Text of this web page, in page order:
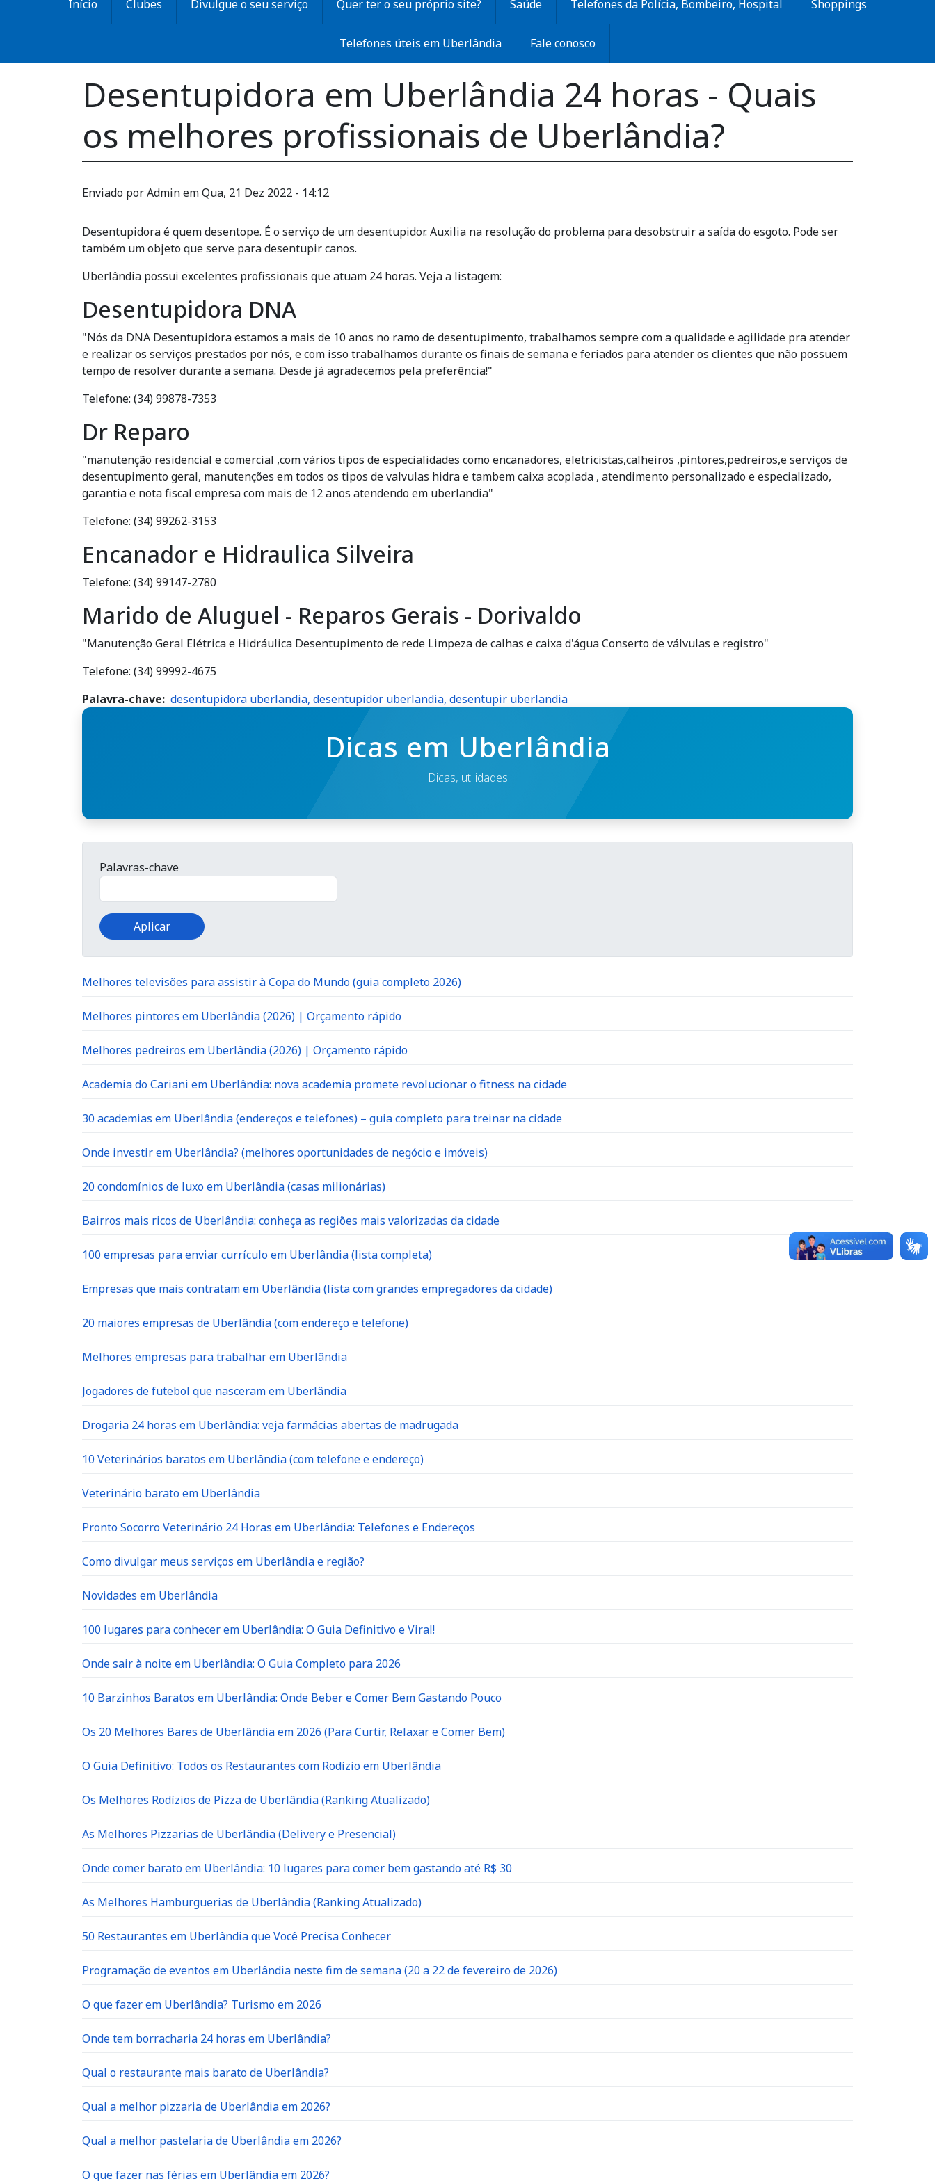
Início Clubes Divulgue o seu serviço Quer ter o seu próprio site? Saúde Telefones da Polícia, Bombeiro, Hospital Shoppings
Telefones úteis em Uberlândia Fale conosco
Desentupidora em Uberlândia 24 horas - Quais
os melhores profissionais de Uberlândia?
Enviado porAdminemQua, 21 Dez 2022 - 14:12
Desentupidora é quem desentope. É o serviço de um desentupidor. Auxilia na resolução do problema para desobstruir a saída do esgoto. Pode ser
também um objeto que serve para desentupir canos.
Uberlândia possui excelentes profissionais que atuam 24 horas. Veja a listagem:
Desentupidora DNA
"Nós da DNA Desentupidora estamos a mais de 10 anos no ramo de desentupimento, trabalhamos sempre com a qualidade e agilidade pra atender
e realizar os serviços prestados por nós, e com isso trabalhamos durante os finais de semana e feriados para atender os clientes que não possuem
tempo de resolver durante a semana. Desde já agradecemos pela preferência!"
Telefone: (34) 99878-7353
Dr Reparo
"manutenção residencial e comercial ,com vários tipos de especialidades como encanadores, eletricistas,calheiros ,pintores,pedreiros,e serviços de
desentupimento geral, manutenções em todos os tipos de valvulas hidra e tambem caixa acoplada , atendimento personalizado e especializado,
garantia e nota fiscal empresa com mais de 12 anos atendendo em uberlandia"
Telefone: (34) 99262-3153
Encanador e Hidraulica Silveira
Telefone: (34) 99147-2780
Marido de Aluguel - Reparos Gerais - Dorivaldo
"Manutenção Geral Elétrica e Hidráulica Desentupimento de rede Limpeza de calhas e caixa d'água Conserto de válvulas e registro"
Telefone: (34) 99992-4675
Palavra-chave desentupidora uberlandia, desentupidor uberlandia, desentupir uberlandia
Dicas em Uberlândia
Dicas, utilidades
Palavras-chave
Melhores televisões para assistir à Copa do Mundo (guia completo 2026)
Melhores pintores em Uberlândia (2026) | Orçamento rápido
Melhores pedreiros em Uberlândia (2026) | Orçamento rápido
Academia do Cariani em Uberlândia: nova academia promete revolucionar o fitness na cidade
30 academias em Uberlândia (endereços e telefones) – guia completo para treinar na cidade
Onde investir em Uberlândia? (melhores oportunidades de negócio e imóveis)
20 condomínios de luxo em Uberlândia (casas milionárias)
Bairros mais ricos de Uberlândia: conheça as regiões mais valorizadas da cidade
100 empresas para enviar currículo em Uberlândia (lista completa)
Empresas que mais contratam em Uberlândia (lista com grandes empregadores da cidade)
20 maiores empresas de Uberlândia (com endereço e telefone)
Melhores empresas para trabalhar em Uberlândia
Jogadores de futebol que nasceram em Uberlândia
Drogaria 24 horas em Uberlândia: veja farmácias abertas de madrugada
10 Veterinários baratos em Uberlândia (com telefone e endereço)
Veterinário barato em Uberlândia
Pronto Socorro Veterinário 24 Horas em Uberlândia: Telefones e Endereços
Como divulgar meus serviços em Uberlândia e região?
Novidades em Uberlândia
100 lugares para conhecer em Uberlândia: O Guia Definitivo e Viral!
Onde sair à noite em Uberlândia: O Guia Completo para 2026
10 Barzinhos Baratos em Uberlândia: Onde Beber e Comer Bem Gastando Pouco
Os 20 Melhores Bares de Uberlândia em 2026 (Para Curtir, Relaxar e Comer Bem)
O Guia Definitivo: Todos os Restaurantes com Rodízio em Uberlândia
Os Melhores Rodízios de Pizza de Uberlândia (Ranking Atualizado)
As Melhores Pizzarias de Uberlândia (Delivery e Presencial)
Onde comer barato em Uberlândia: 10 lugares para comer bem gastando até R$ 30
As Melhores Hamburguerias de Uberlândia (Ranking Atualizado)
50 Restaurantes em Uberlândia que Você Precisa Conhecer
Programação de eventos em Uberlândia neste fim de semana (20 a 22 de fevereiro de 2026)
O que fazer em Uberlândia? Turismo em 2026
Onde tem borracharia 24 horas em Uberlândia?
Qual o restaurante mais barato de Uberlândia?
Qual a melhor pizzaria de Uberlândia em 2026?
Qual a melhor pastelaria de Uberlândia em 2026?
O que fazer nas férias em Uberlândia em 2026?